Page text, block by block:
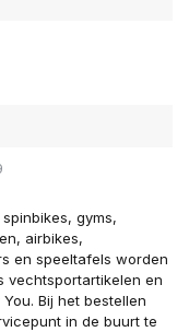
gyms,
airbikes,
en speeltafels worden
vechtsportartikelen en
Bij het bestellen
in de buurt te